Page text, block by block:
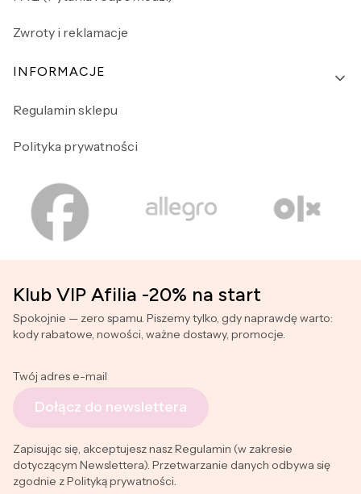
Zwroty i reklamacje
INFORMACJE
Regulamin sklepu
Polityka prywatności
Klub VIP Afilia -20% na start
Spokojnie — zero spamu. Piszemy tylko, gdy naprawdę warto:
kody rabatowe, nowości, ważne dostawy, promocje.
Twój adres e-mail
Dołącz do newslettera
Zapisując się, akceptujesz nasz Regulamin (w zakresie
dotyczącym Newslettera). Przetwarzanie danych odbywa się
zgodnie z Polityką prywatności.